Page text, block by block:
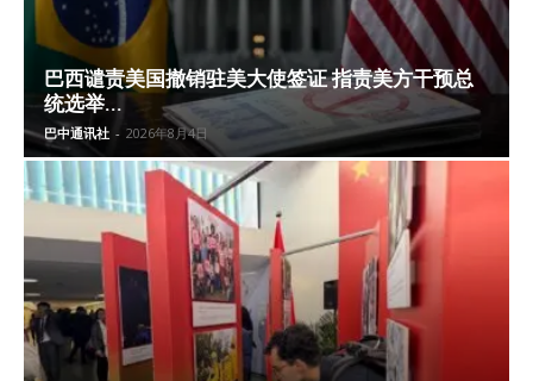
巴西谴责美国撤销驻美大使签证 指责美方干预总
统选举...
巴中通讯社 - 2026年8月4日